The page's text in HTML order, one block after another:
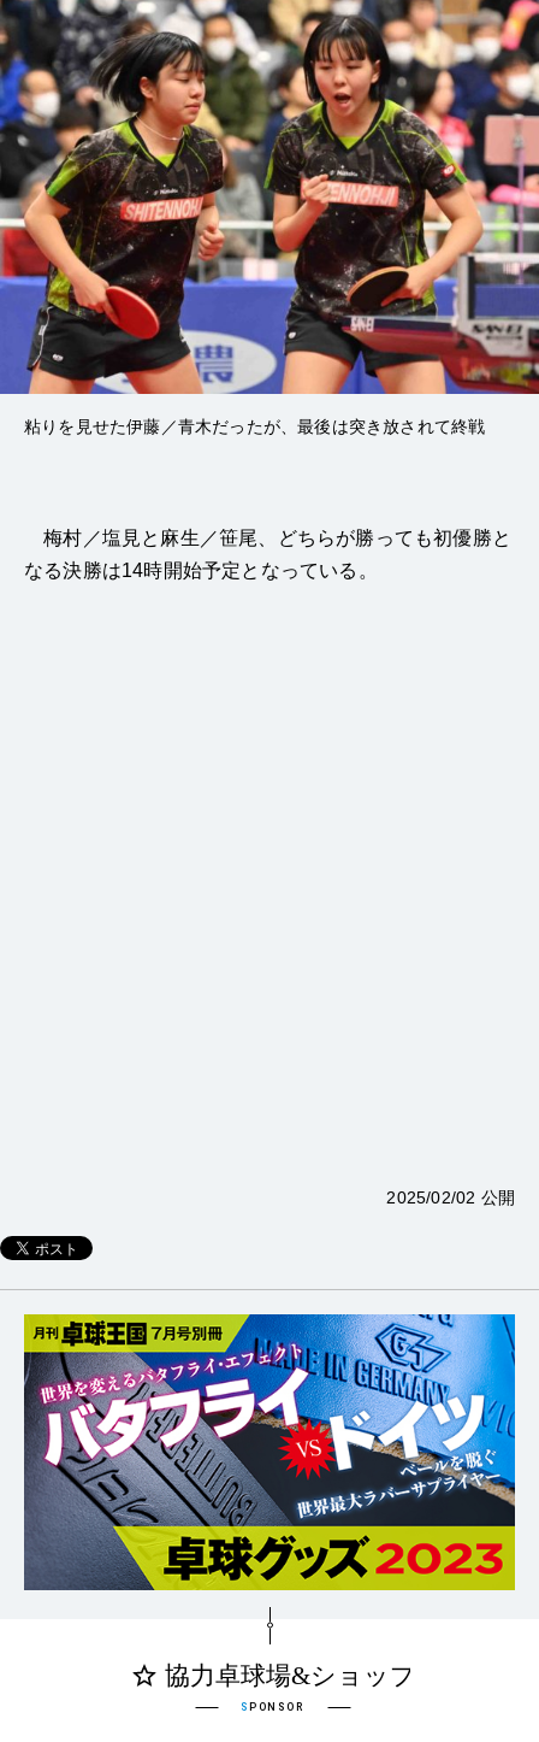
粘りを見せた伊藤／青木だったが、最後は突き放されて終戦
梅村／塩見と麻生／笹尾、どちらが勝っても初優勝と
なる決勝は14時開始予定となっている。
2025/02/02 公開